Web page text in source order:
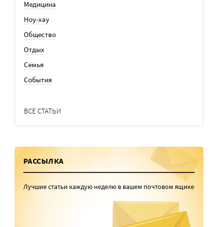
Медицина
Ноу-хау
Общество
Отдых
Семья
События
ВСЕ СТАТЬИ
РАССЫЛКА
Лучшие статьи каждую неделю в вашем почтовом ящике